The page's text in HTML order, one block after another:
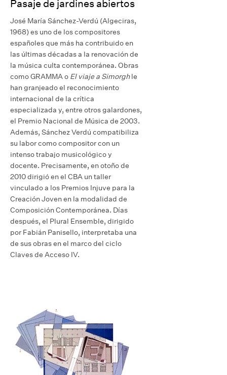
Pasaje de jardines abiertos
José María Sánchez-Verdú (Algeciras,
1968) es uno de los compositores
españoles que más ha contribuido en
las últimas décadas a la renovación de
la música culta contemporánea. Obras
como GRAMMA o El viaje a Simorghle
han granjeado el reconocimiento
internacional de la crítica
especializada y, entre otros galardones,
el Premio Nacional de Música de 2003.
Además, Sánchez Verdú compatibiliza
su labor como compositor con un
intenso trabajo musicológico y
docente. Precisamente, en otoño de
2010 dirigió en el CBA un taller
vinculado a los Premios Injuve para la
Creación Joven en la modalidad de
Composición Contemporánea. Días
después, el Plural Ensemble, dirigido
por Fabián Panisello, interpretaba una
de sus obras en el marco del ciclo
Claves de Acceso IV.